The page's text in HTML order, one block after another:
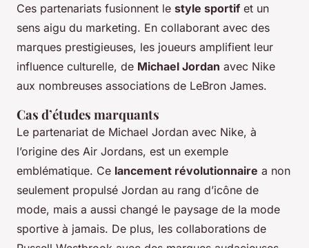
Ces partenariats fusionnent le style sportif et un
sens aigu du marketing. En collaborant avec des
marques prestigieuses, les joueurs amplifient leur
influence culturelle, de Michael Jordan avec Nike
aux nombreuses associations de LeBron James.
Cas d’études marquants
Le partenariat de Michael Jordan avec Nike, à
l’origine des Air Jordans, est un exemple
emblématique. Ce lancement révolutionnaire a non
seulement propulsé Jordan au rang d’icône de
mode, mais a aussi changé le paysage de la mode
sportive à jamais. De plus, les collaborations de